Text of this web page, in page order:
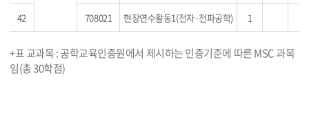
42 708021 현장연수활동1(전자·전파공학) 1
+표 교과목 : 공학교육인증원에서 제시하는 인증기준에 따른 MSC 과목
임(총 30학점)